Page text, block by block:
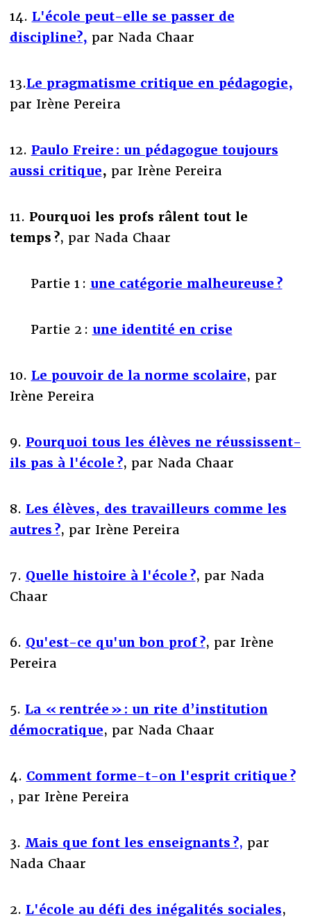
14. L'école peut-elle se passer de
discipline?, par Nada Chaar
13.Le pragmatisme critique en pédagogie,
par Irène Pereira
12. Paulo Freire : un pédagogue toujours
aussi critique, par Irène Pereira
11. Pourquoi les profs râlent tout le
temps ?, par Nada Chaar
Partie 1 : une catégorie malheureuse ?
Partie 2 : une identité en crise
10. Le pouvoir de la norme scolaire, par
Irène Pereira
9. Pourquoi tous les élèves ne réussissent-
ils pas à l'école ?, par Nada Chaar
8. Les élèves, des travailleurs comme les
autres ?, par Irène Pereira
7. Quelle histoire à l'école ?, par Nada
Chaar
6. Qu'est-ce qu'un bon prof ?, par Irène
Pereira
5. La « rentrée » : un rite d’institution
démocratique, par Nada Chaar
4. Comment forme-t-on l'esprit critique ?
, par Irène Pereira
3. Mais que font les enseignants ?, par
Nada Chaar
2. L'école au défi des inégalités sociales,